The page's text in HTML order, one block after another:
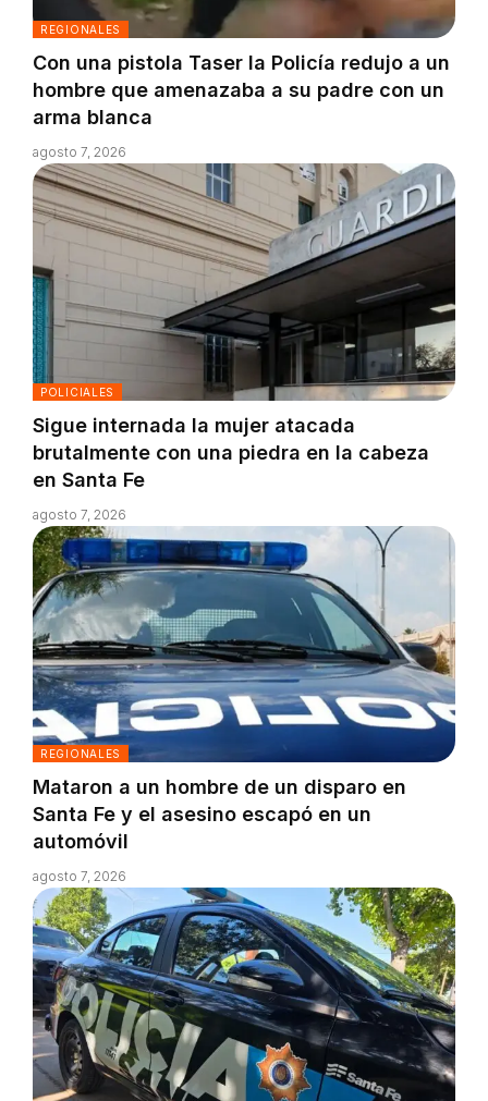
REGIONALES
Con una pistola Taser la Policía redujo a un
hombre que amenazaba a su padre con un
arma blanca
agosto 7, 2026
POLICIALES
Sigue internada la mujer atacada
brutalmente con una piedra en la cabeza
en Santa Fe
agosto 7, 2026
REGIONALES
Mataron a un hombre de un disparo en
Santa Fe y el asesino escapó en un
automóvil
agosto 7, 2026